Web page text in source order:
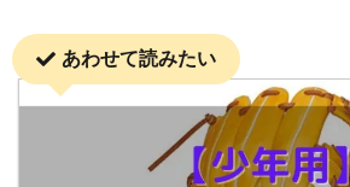
あわせて読みたい